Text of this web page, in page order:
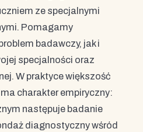
ze specjalnymi
Pomagamy
badawczy, jak i
specjalności oraz
W praktyce większość
charakter empiryczny:
następuje badanie
diagnostyczny wśród